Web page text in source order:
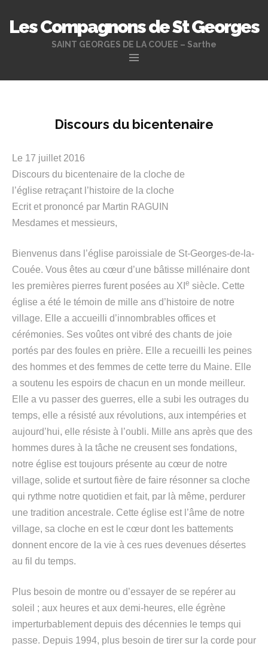
Les Compagnons de St Georges
SAINT GEORGES DE LA COUEE – Sarthe
principal
Discours du bicentenaire
Le 17 juillet 2016
Discours du bicentenaire de la cloche de
l’église retraçant l’histoire de la cloche
Ecrit et prononcé par Martin RAGUIN
Mesdames et messieurs,
Bienvenus dans l’église paroissiale de St-Georges-de-la-
Couée. Vous êtes au cœur d’une bâtisse millénaire dont
les premières pierres furent posées au XI e siècle. Cette
église a été le témoin de mille ans d’histoire de notre
village. Elle a accueilli d’innombrables offices et
cérémonies. Ses voûtes ont vibré des chants de joie
portés par des foules en prière. Elle a recueilli les peines
des hommes et des femmes de cette terre du Maine. Elle
a soutenu les espoirs de chacun en un monde meilleur.
Elle a vu passer des guerres, elle a subi les outrages du
temps, elle a résisté aux révolutions, aux intempéries et
aujourd’hui, elle résiste à l’oubli. Mille ans après que des
hommes dures à la tâche ne creusent ses fondations,
notre église est toujours présente au cœur de notre
village, solide et surtout fière de faire résonner sa cloche
qui rythme notre quotidien et fait, par là même, perdurer
une tradition ancestrale. Cette église est l’âme de notre
village, sa cloche en est le cœur dont les battements
donnent encore de la vie à ces rues devenues désertes
au fil du temps.
Plus besoin de montre ou d’essayer de se repérer au
soleil ; aux heures et aux demi-heures, elle égrène
imperturbablement depuis des décennies le temps qui
passe. Depuis 1994, plus besoin de tirer sur la corde pour